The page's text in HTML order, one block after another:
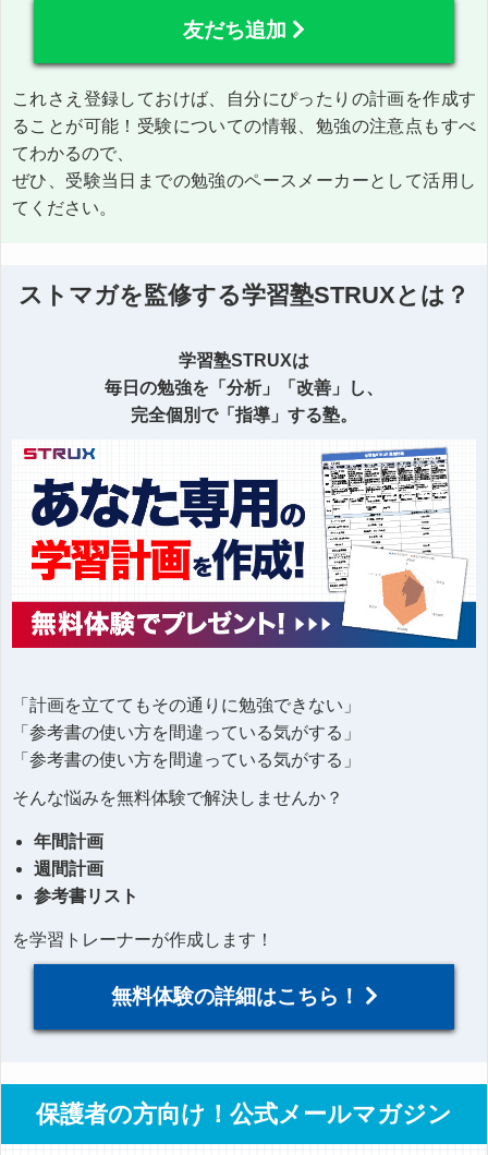
友だち追加
これさえ登録しておけば、自分にぴったりの計画を作成す
ることが可能！受験についての情報、勉強の注意点もすべ
てわかるので、
ぜひ、受験当日までの勉強のペースメーカーとして活用し
てください。
ストマガを監修する学習塾STRUXとは？
学習塾STRUXは
毎日の勉強を「分析」「改善」し、
完全個別で「指導」する塾。
「計画を立ててもその通りに勉強できない」
「参考書の使い方を間違っている気がする」
「参考書の使い方を間違っている気がする」
そんな悩みを無料体験で解決しませんか？
年間計画
週間計画
参考書リスト
を学習トレーナーが作成します！
無料体験の詳細はこちら！
保護者の方向け！公式メールマガジン